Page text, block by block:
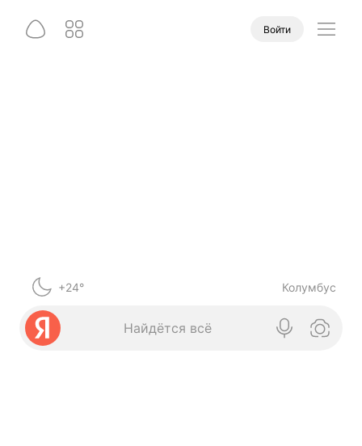
Войти
+24° Колумбус
Найдётся всё